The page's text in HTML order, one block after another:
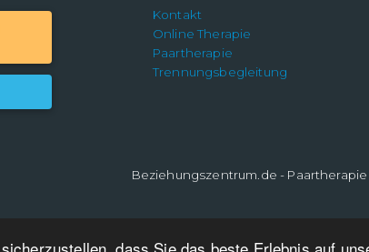
dass Sie das beste Erlebnis auf
Kontakt
Online Therapie
Paartherapie
Trennungsbegleitung
Beziehungszentrum.de -